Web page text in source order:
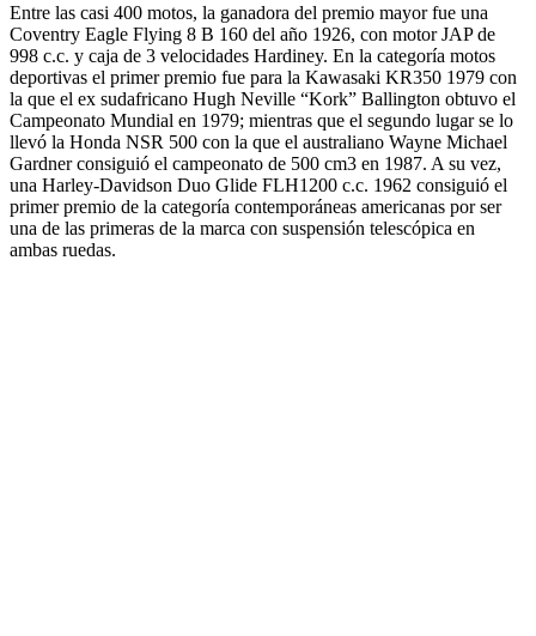
Entre las casi 400 motos, la ganadora del premio mayor fue una
Coventry Eagle Flying 8 B 160 del año 1926, con motor JAP de
998 c.c. y caja de 3 velocidades Hardiney. En la categoría motos
deportivas el primer premio fue para la Kawasaki KR350 1979 con
la que el ex sudafricano Hugh Neville “Kork” Ballington obtuvo el
Campeonato Mundial en 1979; mientras que el segundo lugar se lo
llevó la Honda NSR 500 con la que el australiano Wayne Michael
Gardner consiguió el campeonato de 500 cm3 en 1987. A su vez,
una Harley-Davidson Duo Glide FLH1200 c.c. 1962 consiguió el
primer premio de la categoría contemporáneas americanas por ser
una de las primeras de la marca con suspensión telescópica en
ambas ruedas.